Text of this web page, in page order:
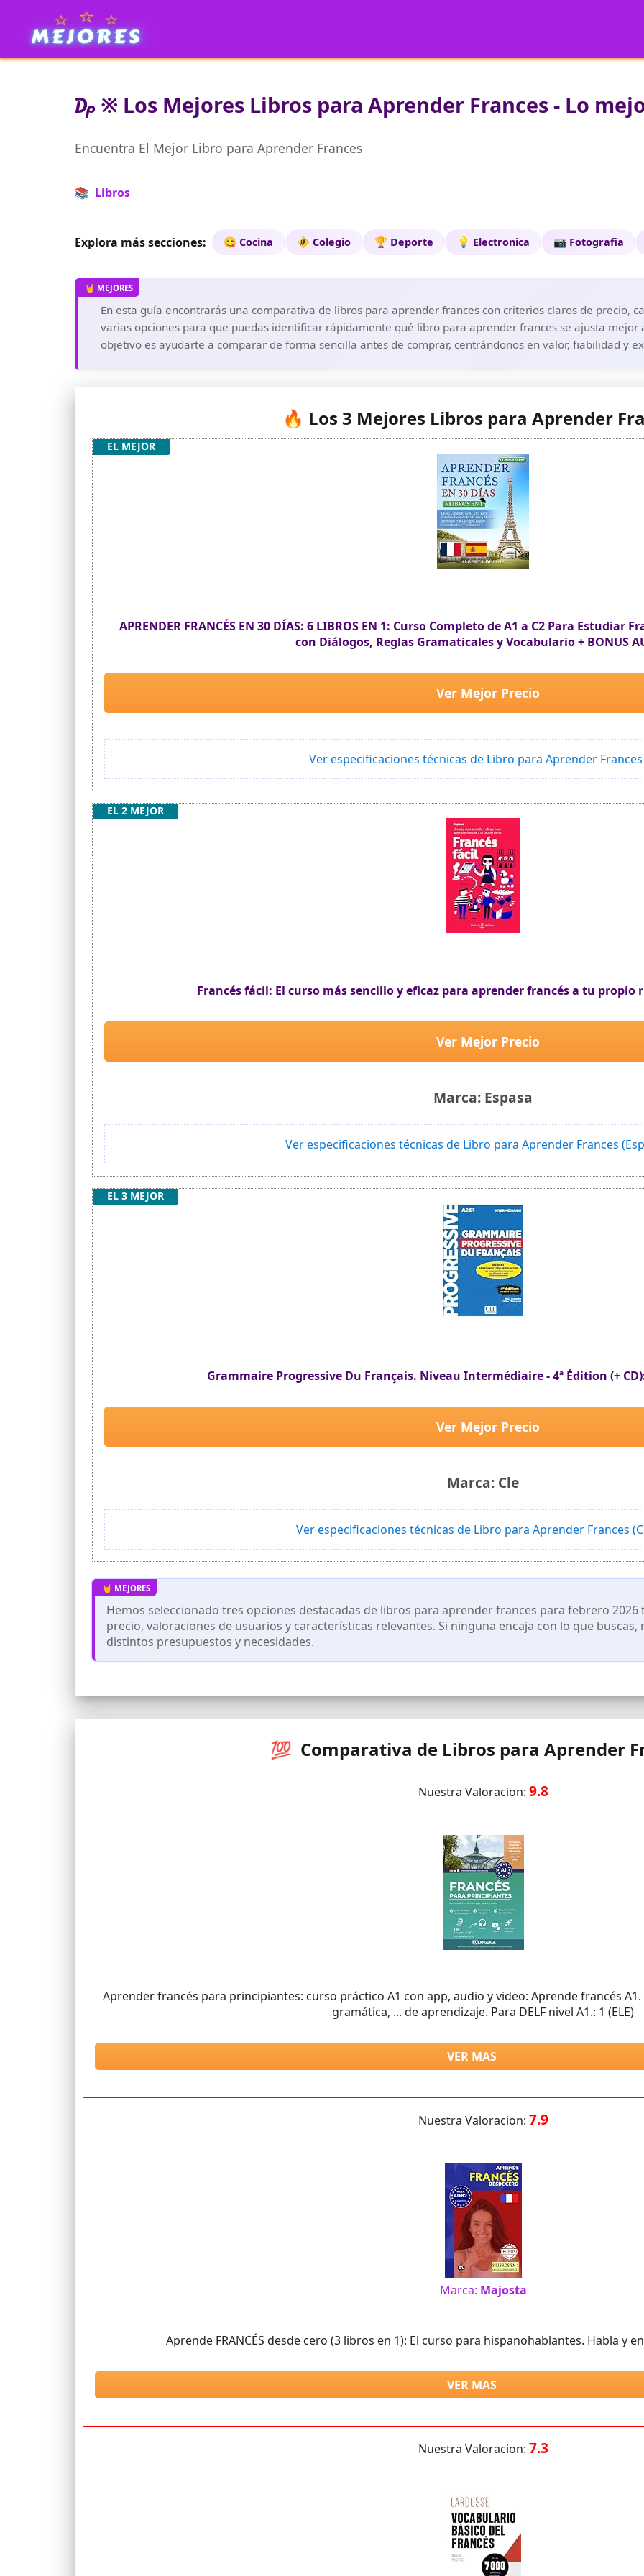
₯ ※ Los Mejores Libros para Aprender Frances - Lo
Encuentra El Mejor Libro para Aprender Frances
📚 Libros
Explora más secciones: 😋 Cocina 🚸 Colegio 🏆 Deporte 💡 Electronica 📷 Fotografia
En esta guía encontrarás una comparativa de libros para aprender frances con criterios claros de precio,
varias opciones para que puedas identificar rápidamente qué libro para aprender frances se ajusta mejor
objetivo es ayudarte a comparar de forma sencilla antes de comprar, centrándonos en valor, fiabilidad y
🔥 Los 3 Mejores Libros para Aprender
APRENDER FRANCÉS EN 30 DÍAS: 6 LIBROS EN 1: Curso Completo de A1 a C2 Para Estudiar
con Diálogos, Reglas Gramaticales y Vocabulario + BONUS
Ver Mejor Precio
EL MEJOR
Ver especificaciones técnicas de Libro para Aprender
Francés fácil: El curso más sencillo y eficaz para aprender francés a tu propio
Marca: Espasa
Ver Mejor Precio
EL 2 MEJOR
Ver especificaciones técnicas de Libro para Aprender Frances
Grammaire Progressive Du Français. Niveau Intermédiaire - 4ª Édition (+
Marca: Cle
Ver Mejor Precio
EL 3 MEJOR
Ver especificaciones técnicas de Libro para Aprender Frances
Hemos seleccionado tres opciones destacadas de libros para aprender frances para febrero
precio, valoraciones de usuarios y características relevantes. Si ninguna encaja con lo que
distintos presupuestos y necesidades.
💯 Comparativa de Libros para Aprender
Nuestra Valoracion: 9.8
Aprender francés para principiantes: curso práctico A1 con app, audio y video: Aprende francés
gramática, ... de aprendizaje. Para DELF nivel A1.: 1 (ELE)
VER MAS
Nuestra Valoracion: 7.9
Marca: Majosta
Aprende FRANCÉS desde cero (3 libros en 1): El curso para hispanohablantes. Habla y
VER MAS
Nuestra Valoracion: 7.3